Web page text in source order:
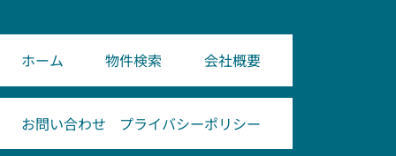
ホーム 物件検索 会社概要
お問い合わせ プライバシーポリシー